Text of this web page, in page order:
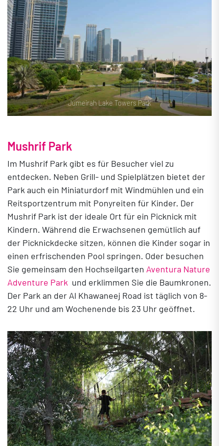
Jumeirah Lake Towers Park
Mushrif Park
Im Mushrif Park gibt es für Besucher viel zu
entdecken. Neben Grill- und Spielplätzen bietet der
Park auch ein Miniaturdorf mit Windmühlen und ein
Reitsportzentrum mit Ponyreiten für Kinder. Der
Mushrif Park ist der ideale Ort für ein Picknick mit
Kindern. Während die Erwachsenen gemütlich auf
der Picknickdecke sitzen, können die Kinder sogar in
einen erfrischenden Pool springen. Oder besuchen
Sie gemeinsam den Hochseilgarten Aventura Nature
Adventure Park und erklimmen Sie die Baumkronen.
Der Park an der Al Khawaneej Road ist täglich von 8-
22 Uhr und am Wochenende bis 23 Uhr geöffnet.